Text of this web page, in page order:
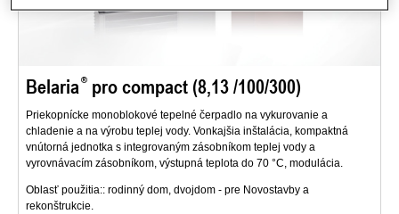
Belaria pro compact (8,13 /100/300)
Priekopnícke monoblokové tepelné čerpadlo na vykurovanie a
chladenie a na výrobu teplej vody. Vonkajšia inštalácia, kompaktná
vnútorná jednotka s integrovaným zásobníkom teplej vody a
vyrovnávacím zásobníkom, výstupná teplota do 70 °C, modulácia.
Oblasť použitia:: rodinný dom, dvojdom - pre Novostavby a
rekonštrukcie.